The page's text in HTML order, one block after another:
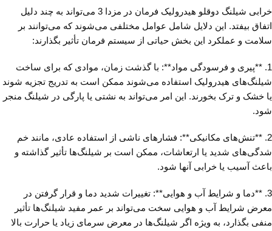
خرابی شیلنگ دوقلو هیدرولیک فرمان در مزدا 3 می‌تواند به چند دلیل
اتفاق بیفتد. این دلایل شامل عوامل مختلفی می‌شوند که می‌توانند بر
سلامت و عملکرد این بخش حیاتی از سیستم فرمان تأثیر بگذارند:
1. **پیری و فرسودگی مواد**: با گذشت زمان، موادی که برای ساخت
شیلنگ‌های هیدرولیک استفاده می‌شوند ممکن است به تدریج تجزیه شوند
یا خشک و ترک بخورند. این امر می‌تواند به نشتی یا پارگی در شیلنگ منجر
شود.
2. **تنش‌های مکانیکی**: فشارهای ناشی از استفاده عادی، مانند خم
شدگی‌های شدید یا ارتعاشات، ممکن است بر شیلنگ‌ها تأثیر گذاشته و
باعث آسیب یا خرابی آنها شود.
3. **دما و شرایط آب و هوایی**: تغییرات شدید دما و قرار گرفتن در
معرض شرایط آب و هوایی سخت می‌تواند بر عمر مفید شیلنگ‌ها تأثیر
منفی بگذارد، به ویژه اگر شیلنگ‌ها در معرض سرمای زیاد یا حرارت بالا